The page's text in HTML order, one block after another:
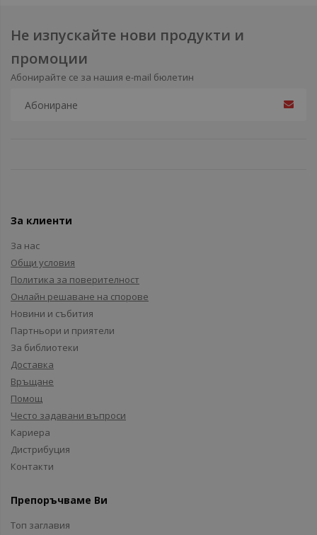
Не изпускайте нови продукти и
промоции
Абонирайте се за нашия e-mail бюлетин
За клиенти
За нас
Общи условия
Политика за поверителност
Онлайн решаване на спорове
Новини и събития
Партньори и приятели
За библиотеки
Доставка
Връщане
Помощ
Често задавани въпроси
Кариера
Дистрибуция
Контакти
Препоръчваме Ви
Топ заглавия